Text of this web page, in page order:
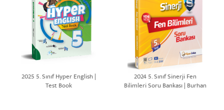
2025 5. Sınıf Hyper English |
Test Book
2024 5. Sınıf Sinerji Fen
Bilimleri Soru Bankası | Burhan